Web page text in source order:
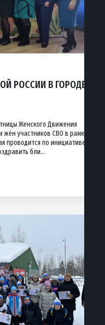
РОССИИ В ГОРОДЕ
Женского Движения
участников СВО в рамках
проводится по инициативе
бли...